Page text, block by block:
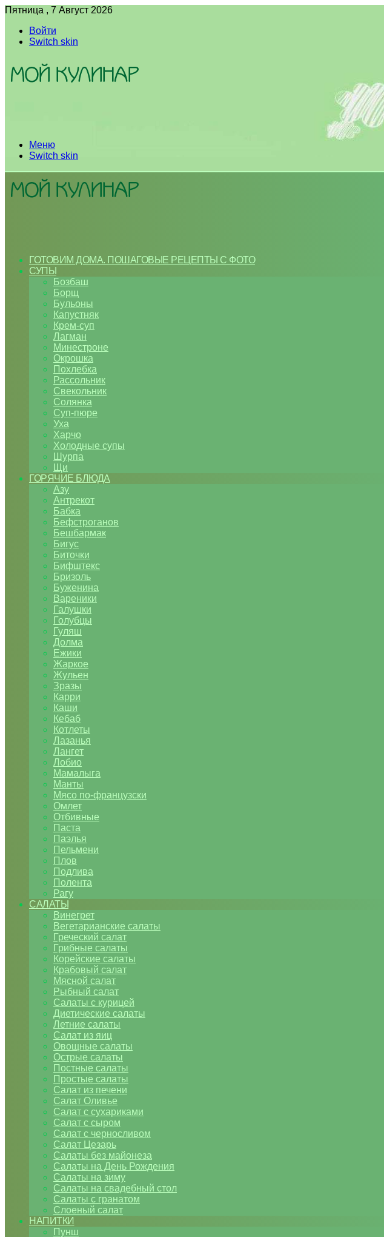
Пятница , 7 Август 2026
Войти
Switch skin
Меню
Switch skin
ГОТОВИМ ДОМА. ПОШАГОВЫЕ РЕЦЕПТЫ С ФОТО
СУПЫ
Бозбаш
Борщ
Бульоны
Капустняк
Крем-суп
Лагман
Минестроне
Окрошка
Похлебка
Рассольник
Свекольник
Солянка
Суп-пюре
Уха
Харчо
Холодные супы
Шурпа
Щи
ГОРЯЧИЕ БЛЮДА
Азу
Антрекот
Бабка
Бефстроганов
Бешбармак
Бигус
Биточки
Бифштекс
Бризоль
Буженина
Вареники
Галушки
Голубцы
Гуляш
Долма
Ежики
Жаркое
Жульен
Зразы
Карри
Каши
Кебаб
Котлеты
Лазанья
Лангет
Лобио
Мамалыга
Манты
Мясо по-французски
Омлет
Отбивные
Паста
Паэлья
Пельмени
Плов
Подлива
Полента
Рагу
САЛАТЫ
Винегрет
Вегетарианские салаты
Греческий салат
Грибные салаты
Корейские салаты
Крабовый салат
Мясной салат
Рыбный салат
Салаты с курицей
Диетические салаты
Летние салаты
Салат из яиц
Овощные салаты
Острые салаты
Постные салаты
Простые салаты
Салат из печени
Салат Оливье
Салат с сухариками
Салат с сыром
Салат с черносливом
Салат Цезарь
Салаты без майонеза
Салаты на День Рождения
Салаты на зиму
Салаты на свадебный стол
Салаты с гранатом
Слоеный салат
НАПИТКИ
Пунш